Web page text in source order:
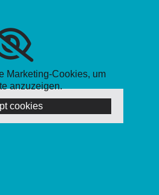
Marketing-Cookies, um
anzuzeigen.
cookies